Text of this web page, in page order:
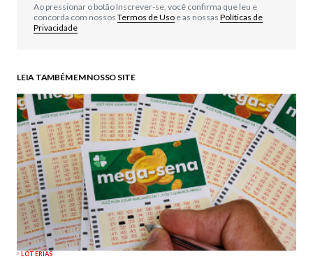
Ao pressionar o botão Inscrever-se, você confirma que leu e
concorda com nossos Termos de Uso e as nossas Políticas de
Privacidade
LEIA TAMBÉM EM NOSSO SITE
LOTERIAS